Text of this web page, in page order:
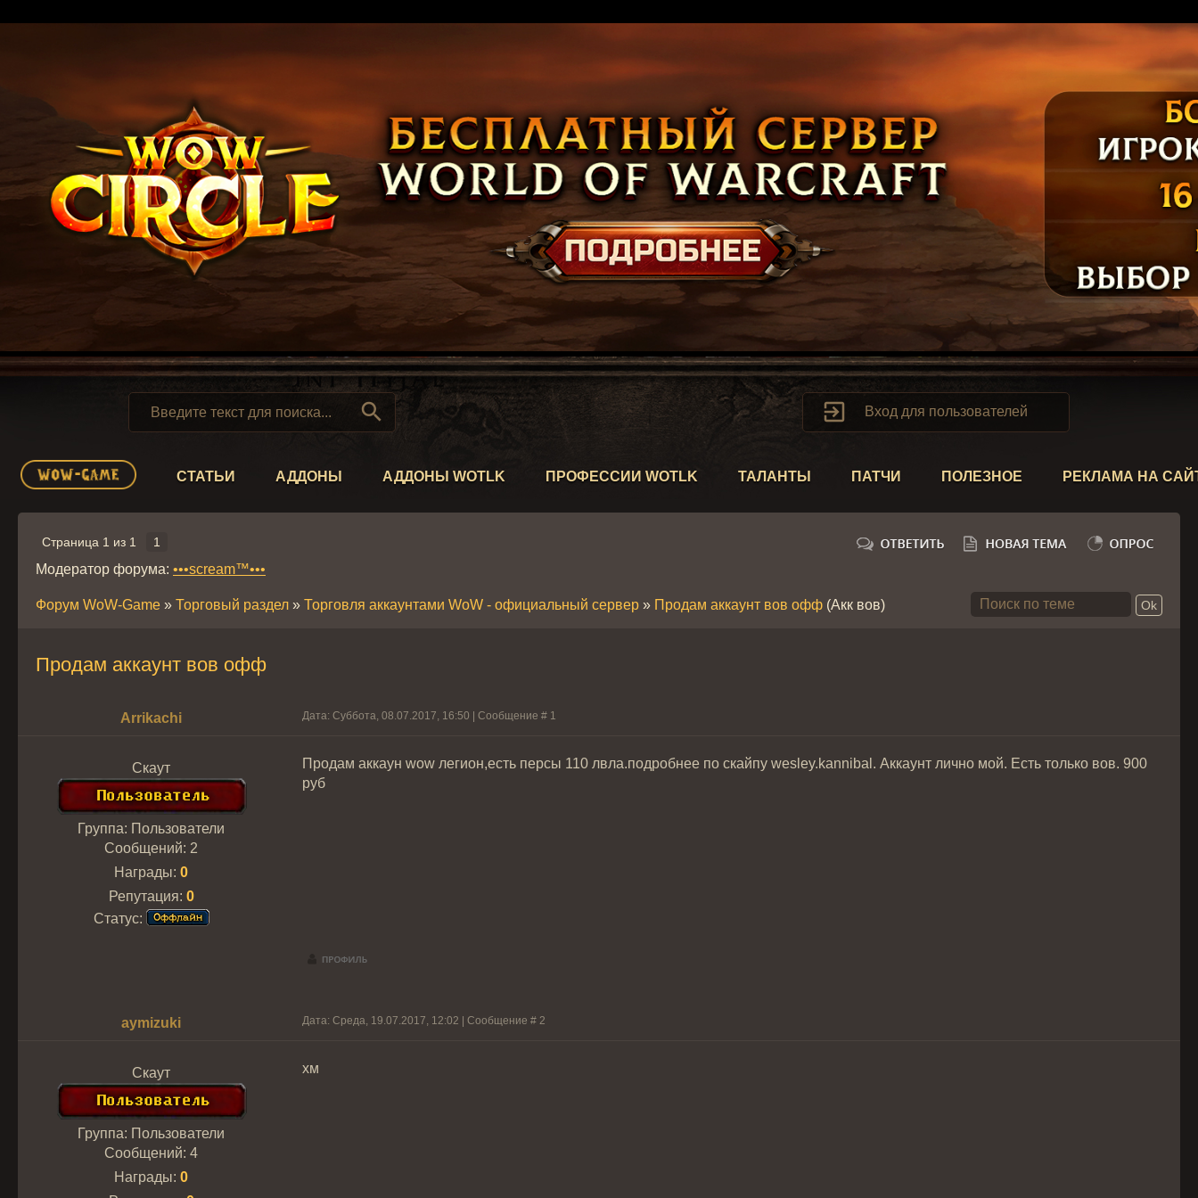
  Вход для пользователей
СТАТЬИ АДДОНЫ АДДОНЫ WOTLK ПРОФЕССИИ WOTLK ТАЛАНТЫ ПАТЧИ ПОЛЕЗНОЕ РЕКЛАМА НА
Страница 1 из 1 1
Модератор форума: •••scream™•••
Форум WoW-Game » Торговый раздел » Торговля аккаунтами WoW - официальный сервер » Продам аккаунт вов офф (Акк вов)
Продам аккаунт вов офф
Arrikachi Дата: Суббота, 08.07.2017, 16:50 | Сообщение # 1
Скаут
Группа: Пользователи
Сообщений: 2
Награды: 0
Репутация: 0
Статус:
Продам аккаун wow легион,есть персы 110 лвла.подробнее по скайпу wesley.kannibal. Аккаунт лично мой. Есть только вов. 900
руб
aymizuki Дата: Среда, 19.07.2017, 12:02 | Сообщение # 2
Скаут
Группа: Пользователи
Сообщений: 4
Награды: 0
хм